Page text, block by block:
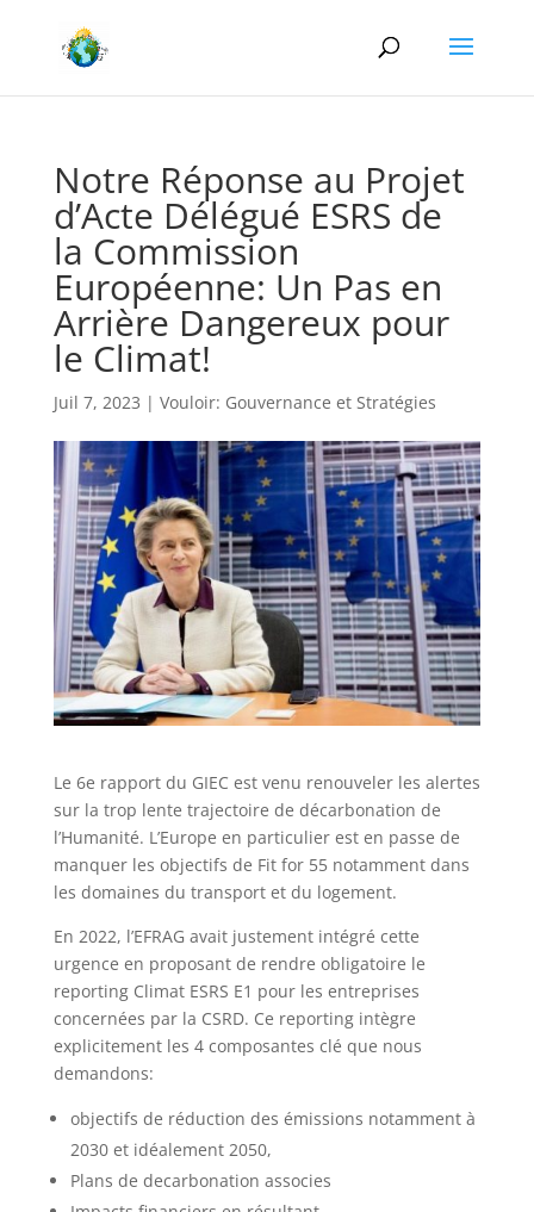
Notre Réponse au Projet
d’Acte Délégué ESRS de
la Commission
Européenne: Un Pas en
Arrière Dangereux pour
le Climat!
Juil 7, 2023 | Vouloir: Gouvernance et Stratégies
Le 6e rapport du GIEC est venu renouveler les alertes
sur la trop lente trajectoire de décarbonation de
l’Humanité. L’Europe en particulier est en passe de
manquer les objectifs de Fit for 55 notamment dans
les domaines du transport et du logement.
En 2022, l’EFRAG avait justement intégré cette
urgence en proposant de rendre obligatoire le
reporting Climat ESRS E1 pour les entreprises
concernées par la CSRD. Ce reporting intègre
explicitement les 4 composantes clé que nous
demandons:
objectifs de réduction des émissions notamment à
2030 et idéalement 2050,
Plans de decarbonation associes